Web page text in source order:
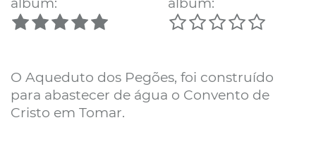
álbum:
álbum:
O Aqueduto dos Pegões, foi construído
para abastecer de água o Convento de
Cristo em Tomar.